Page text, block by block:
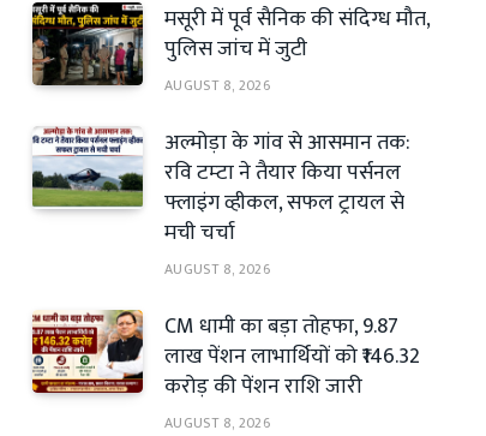
मसूरी में पूर्व सैनिक की संदिग्ध मौत,
पुलिस जांच में जुटी
AUGUST 8, 2026
अल्मोड़ा के गांव से आसमान तक:
रवि टम्टा ने तैयार किया पर्सनल
फ्लाइंग व्हीकल, सफल ट्रायल से
मची चर्चा
AUGUST 8, 2026
CM धामी का बड़ा तोहफा, 9.87
लाख पेंशन लाभार्थियों को ₹146.32
करोड़ की पेंशन राशि जारी
AUGUST 8, 2026